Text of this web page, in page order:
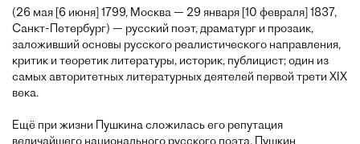
(26 мая [6 июня] 1799, Москва — 29 января [10 февраля] 1837,
Санкт-Петербург) — русский поэт, драматург и прозаик,
заложивший основы русского реалистического направления,
критик и теоретик литературы, историк, публицист; один из
самых авторитетных литературных деятелей первой трети XIX
века.
Ещё при жизни Пушкина сложилась его репутация
величайшего национального русского поэта. Пушкин